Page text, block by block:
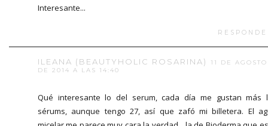
Interesante...
ILEANA (BEAUTYHOLIC ROSARINA)
11 DE AGOSTO
DE 2014 A LAS 14:40
Qué interesante lo del serum, cada día me gustan más
sérums, aunque tengo 27, así que zafó mi billetera. El